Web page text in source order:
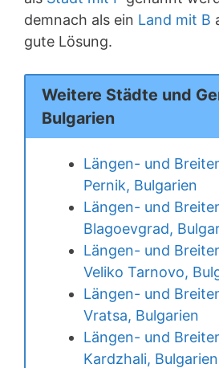
demnach als ein Land mit B
gute Lösung.
Weitere Städte und
Bulgarien
Längen- und
Pernik, Bulgarien
Längen- und
Blagoevgrad,
Längen- und
Veliko Tarnovo,
Längen- und
Vratsa, Bulgarien
Längen- und
Kardzhali, Bulgarien